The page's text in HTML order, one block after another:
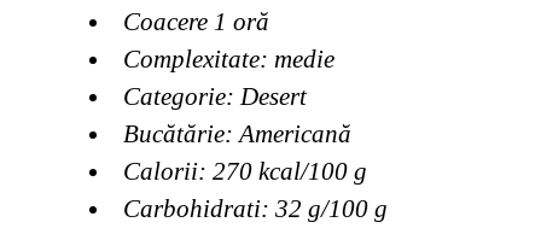
Coacere 1 oră
Complexitate: medie
Categorie: Desert
Bucătărie: Americană
Calorii: 270 kcal/100 g
Carbohidrati: 32 g/100 g